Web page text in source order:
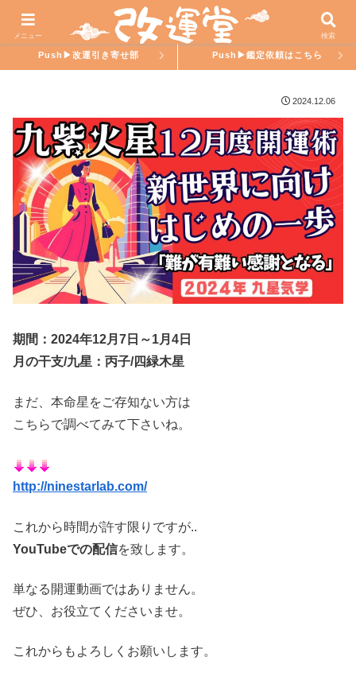
ホーム 氣學ラブ
Push▶︎改運引き寄せ部 Push▶︎鑑定依頼はこちら
2024.12.06
期間：2024年12月7日～1月4日
月の干支/九星：丙子/四緑木星
まだ、本命星をご存知ない方は
こちらで調べてみて下さいね。
http://ninestarlab.com/
これから時間が許す限りですが..
YouTubeでの配信を致します。
単なる開運動画ではありません。
ぜひ、お役立てくださいませ。
これからもよろしくお願いします。
メニュー 検索